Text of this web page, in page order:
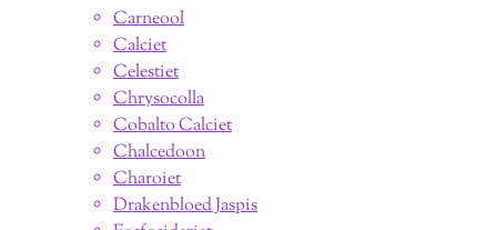
Carneool
Calciet
Celestiet
Chrysocolla
Cobalto Calciet
Chalcedoon
Charoiet
Drakenbloed Jaspis